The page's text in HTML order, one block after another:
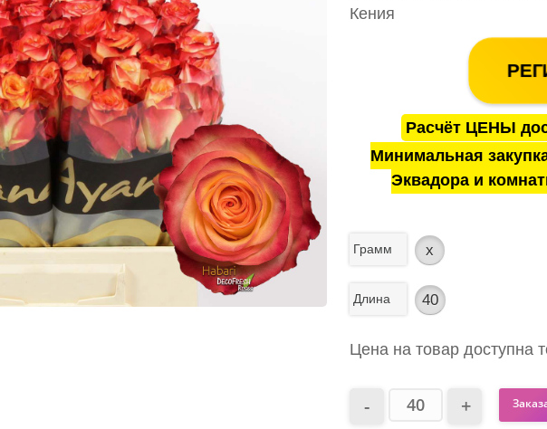
Кения
Расчёт ЦЕНЫ
Минимальная
Эквадора и
Грамм x
Длина 40
Цена на товар доступна